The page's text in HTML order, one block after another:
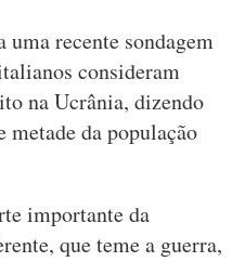
recente sondagem
consideram
na Ucrânia, dizendo
metade da população
importante da
que teme a guerra,